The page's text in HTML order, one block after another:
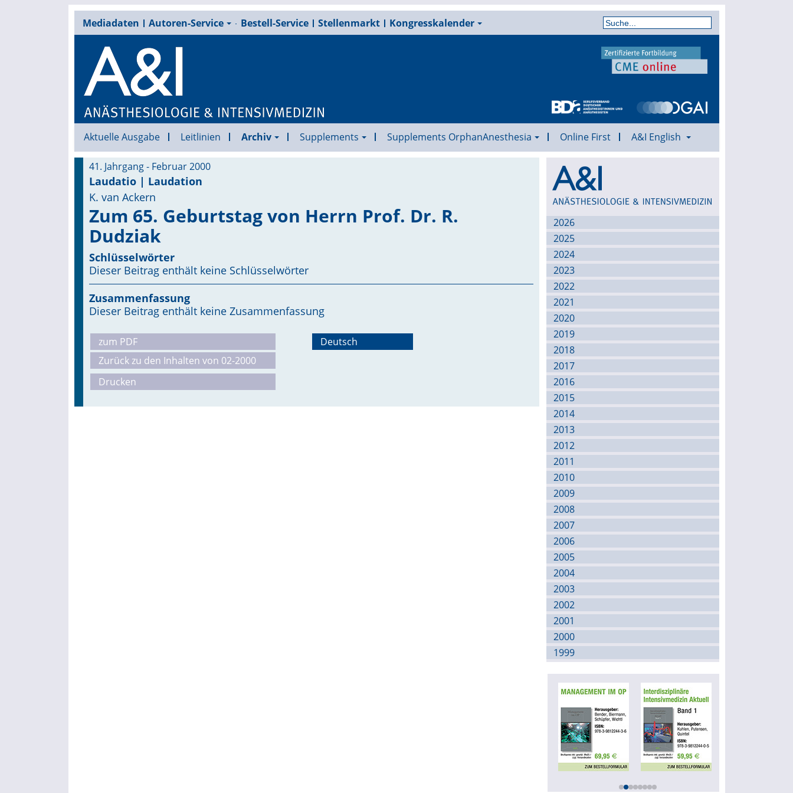
Mediadaten Autoren-Service Bestell-Service Stellenmarkt Kongresskalender
Aktuelle Ausgabe Leitlinien Archiv Supplements Supplements OrphanAnesthesia Online First A&I English
41. Jahrgang - Februar 2000
Laudatio | Laudation
K. van Ackern
Zum 65. Geburtstag von Herrn Prof. Dr. R.
Dudziak
Schlüsselwörter
Dieser Beitrag enthält keine Schlüsselwörter
Zusammenfassung
Dieser Beitrag enthält keine Zusammenfassung
zum PDF
Zurück zu den Inhalten von 02-2000
Drucken
Deutsch
Archiv
2026
2025
2024
2023
2022
2021
2020
2019
2018
2017
2016
2015
2014
2013
2012
2011
2010
2009
2008
2007
2006
2005
2004
2003
2002
2001
2000
1999